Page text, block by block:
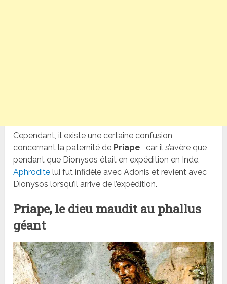
Cependant, il existe une certaine confusion
concernant la paternité de Priape , car il s’avère que
pendant que Dionysos était en expédition en Inde,
Aphrodite lui fut infidèle avec Adonis et revient avec
Dionysos lorsqu’il arrive de l’expédition.
Priape, le dieu maudit au phallus
géant